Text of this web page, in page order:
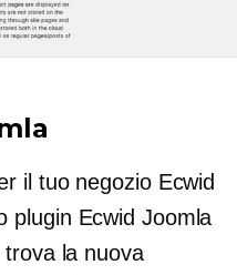
il tuo negozio Ecwid
plugin Ecwid Joomla
la nuova